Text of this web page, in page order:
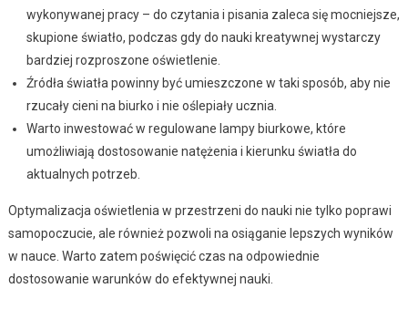
wykonywanej pracy – do czytania i pisania zaleca się mocniejsze,
skupione światło, podczas gdy do nauki kreatywnej wystarczy
bardziej rozproszone oświetlenie.
Źródła światła powinny być umieszczone w taki sposób, aby nie
rzucały cieni na biurko i nie oślepiały ucznia.
Warto inwestować w regulowane lampy biurkowe, które
umożliwiają dostosowanie natężenia i kierunku światła do
aktualnych potrzeb.
Optymalizacja oświetlenia w przestrzeni do nauki nie tylko poprawi
samopoczucie, ale również pozwoli na osiąganie lepszych wyników
w nauce. Warto zatem poświęcić czas na odpowiednie
dostosowanie warunków do efektywnej nauki.